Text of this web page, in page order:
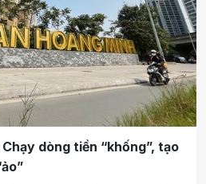
dòng tiền “khống”, tạo